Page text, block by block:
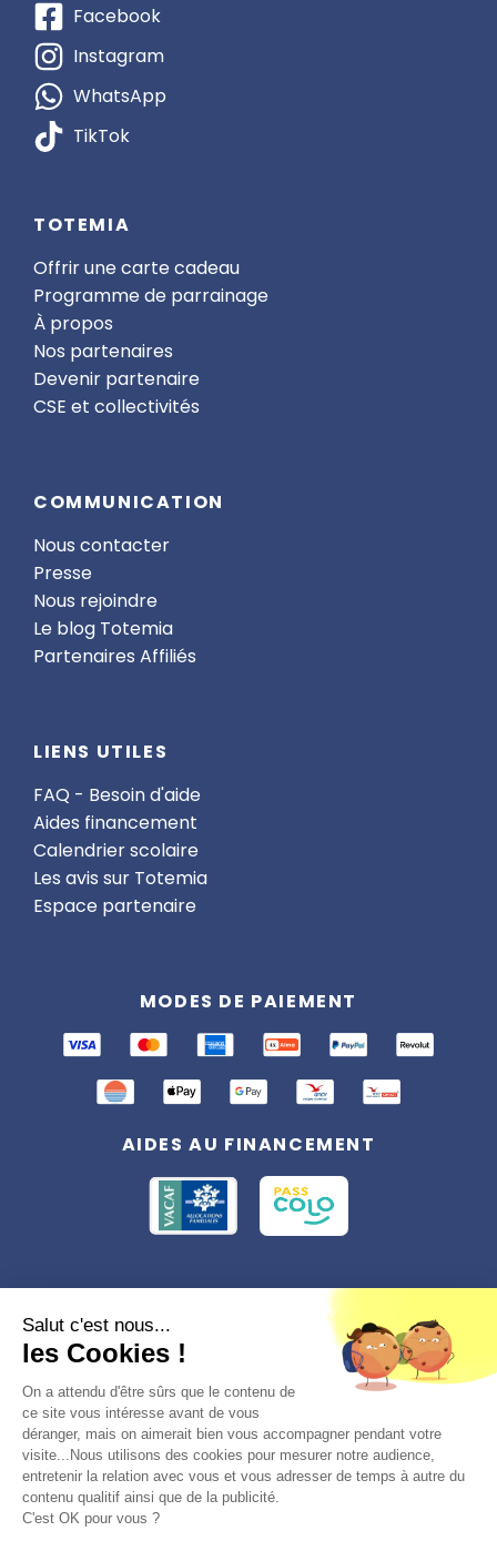
Facebook
Instagram
WhatsApp
TikTok
TOTEMIA
Offrir une carte cadeau
Programme de parrainage
À propos
Nos partenaires
Devenir partenaire
CSE et collectivités
COMMUNICATION
Nous contacter
Presse
Nous rejoindre
Le blog Totemia
Partenaires Affiliés
LIENS UTILES
FAQ - Besoin d'aide
Aides financement
Calendrier scolaire
Les avis sur Totemia
Espace partenaire
MODES DE PAIEMENT
AIDES AU FINANCEMENT
Conformément à la réglementation applicable en matière de données
personnelles, vous disposez d'un droit d'accès, de rectification et
d'effacement, du droit à la limitation du traitement des données vous
concernant. Vous pouvez consulter
notre politique de confidentialité
Préférences des cookies >
Salut c'est nous...
les Cookies !
On a attendu d'être sûrs que le contenu de
ce site vous intéresse avant de vous
déranger, mais on aimerait bien vous accompagner pendant votre
visite...Nous utilisons des cookies pour mesurer notre audience,
entretenir la relation avec vous et vous adresser de temps à autre du
contenu qualitif ainsi que de la publicité.
C'est OK pour vous ?